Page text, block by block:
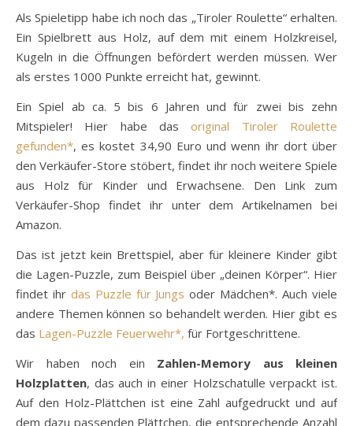
Als Spieletipp habe ich noch das „Tiroler Roulette“ erhalten.
Ein Spielbrett aus Holz, auf dem mit einem Holzkreisel,
Kugeln in die Öffnungen befördert werden müssen. Wer
als erstes 1000 Punkte erreicht hat, gewinnt.
Ein Spiel ab ca. 5 bis 6 Jahren und für zwei bis zehn
Mitspieler! Hier habe dasoriginal Tiroler Roulette
gefunden*, es kostet 34,90 Euro und wenn ihr dort über
den Verkäufer-Store stöbert, findet ihr noch weitere Spiele
aus Holz für Kinder und Erwachsene. Den Link zum
Verkäufer-Shop findet ihr unter dem Artikelnamen bei
Amazon.
Das ist jetzt kein Brettspiel, aber für kleinere Kinder gibt
die Lagen-Puzzle, zum Beispiel über „deinen Körper“. Hier
findet ihr das Puzzle für Jungs oder Mädchen*. Auch viele
andere Themen können so behandelt werden. Hier gibt es
das Lagen-Puzzle Feuerwehr*, für Fortgeschrittene.
Wir haben noch ein Zahlen-Memory aus kleinen
Holzplatten, das auch in einer Holzschatulle verpackt ist.
Auf den Holz-Plättchen ist eine Zahl aufgedruckt und auf
dem dazu passenden Plättchen, die entsprechende Anzahl